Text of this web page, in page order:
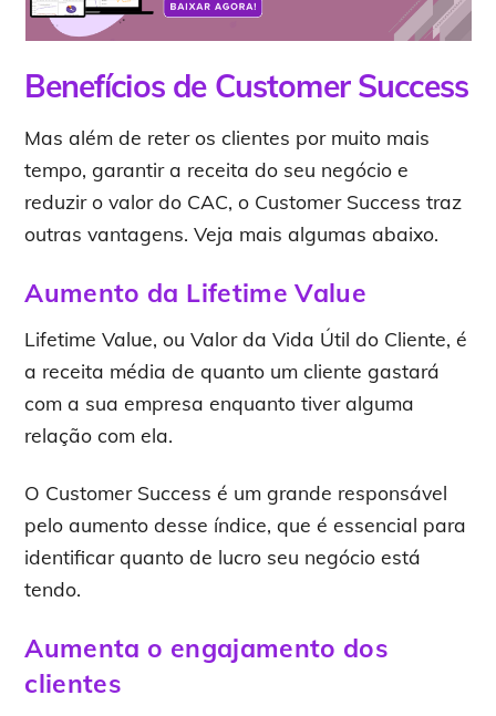
Benefícios de Customer Success
Mas além de reter os clientes por muito mais
tempo, garantir a receita do seu negócio e
reduzir o valor do CAC, o Customer Success traz
outras vantagens. Veja mais algumas abaixo.
Aumento da Lifetime Value
Lifetime Value, ou Valor da Vida Útil do Cliente, é
a receita média de quanto um cliente gastará
com a sua empresa enquanto tiver alguma
relação com ela.
O Customer Success é um grande responsável
pelo aumento desse índice, que é essencial para
identificar quanto de lucro seu negócio está
tendo.
Aumenta o engajamento dos
clientes